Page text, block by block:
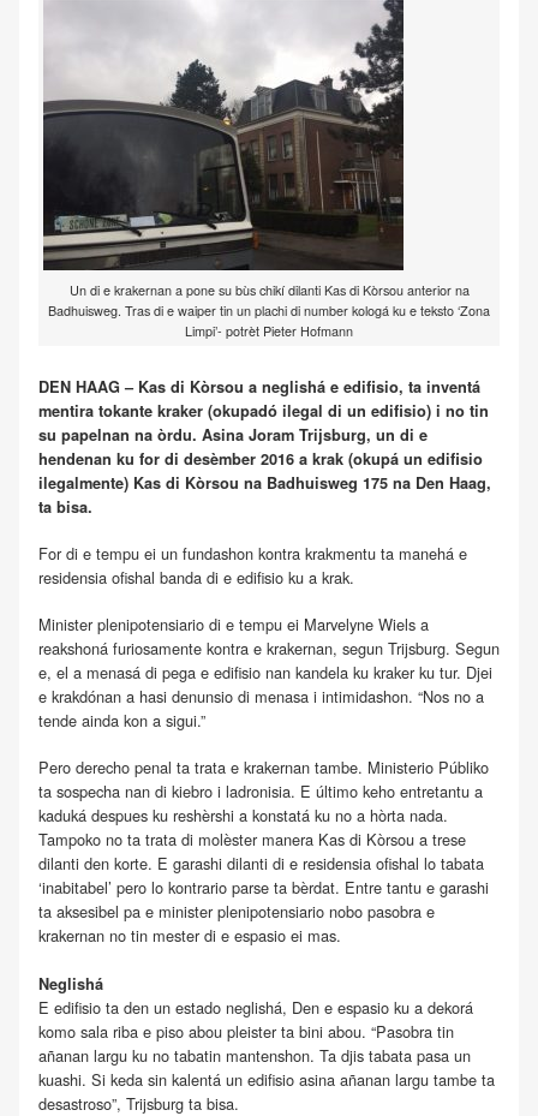
Un di e krakernan a pone su bùs chikí dilanti Kas di Kòrsou anterior na
Badhuisweg. Tras di e waiper tin un plachi di number kologá ku e teksto ‘Zona
Limpi’- potrèt Pieter Hofmann
DEN HAAG – Kas di Kòrsou a neglishá e edifisio, ta inventá
mentira tokante kraker (okupadó ilegal di un edifisio) i no tin
su papelnan na òrdu. Asina Joram Trijsburg, un di e
hendenan ku for di desèmber 2016 a krak (okupá un edifisio
ilegalmente) Kas di Kòrsou na Badhuisweg 175 na Den Haag,
ta bisa.
For di e tempu ei un fundashon kontra krakmentu ta manehá e
residensia ofishal banda di e edifisio ku a krak.
Minister plenipotensiario di e tempu ei Marvelyne Wiels a
reakshoná furiosamente kontra e krakernan, segun Trijsburg. Segun
e, el a menasá di pega e edifisio nan kandela ku kraker ku tur. Djei
e krakdónan a hasi denunsio di menasa i intimidashon. “Nos no a
tende ainda kon a sigui.”
Pero derecho penal ta trata e krakernan tambe. Ministerio Públiko
ta sospecha nan di kiebro i ladronisia. E último keho entretantu a
kaduká despues ku reshèrshi a konstatá ku no a hòrta nada.
Tampoko no ta trata di molèster manera Kas di Kòrsou a trese
dilanti den korte. E garashi dilanti di e residensia ofishal lo tabata
‘inabitabel’ pero lo kontrario parse ta bèrdat. Entre tantu e garashi
ta aksesibel pa e minister plenipotensiario nobo pasobra e
krakernan no tin mester di e espasio ei mas.
Neglishá
E edifisio ta den un estado neglishá, Den e espasio ku a dekorá
komo sala riba e piso abou pleister ta bini abou. “Pasobra tin
añanan largu ku no tabatin mantenshon. Ta djis tabata pasa un
kuashi. Si keda sin kalentá un edifisio asina añanan largu tambe ta
desastroso”, Trijsburg ta bisa.